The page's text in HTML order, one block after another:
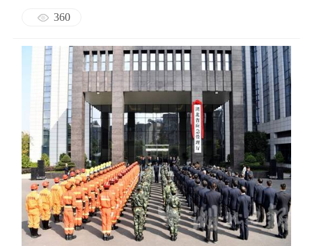
应。 国务院安委会已对 贵州一煤矿顶板事故查处挂牌督办 应急管理
360